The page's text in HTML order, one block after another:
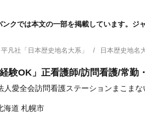
ンクでは本文の一部を掲載しています。
平凡社「日本歴史地名大系」 日本歴史地
経験OK」正看護師/訪問看護/常勤
人愛全会訪問看護ステーションまこまな
海道 札幌市